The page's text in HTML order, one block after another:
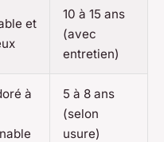
et
10 à 15 ans
(avec
entretien)
à
5 à 8 ans
(selon
usure)